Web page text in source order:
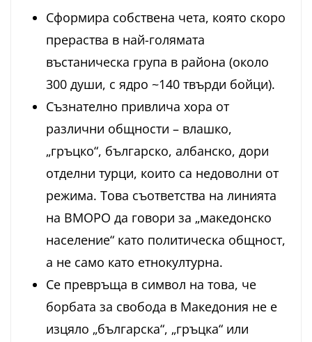
Сформира собствена чета, която скоро
прераства в най-голямата
въстаническа група в района (около
300 души, с ядро ~140 твърди бойци).
Съзнателно привлича хора от
различни общности – влашко,
„гръцко“, българско, албанско, дори
отделни турци, които са недоволни от
режима. Това съответства на линията
на ВМОРО да говори за „македонско
население“ като политическа общност,
а не само като етнокултурна.
Се превръща в символ на това, че
борбата за свобода в Македония не е
изцяло „българска“, „гръцка“ или